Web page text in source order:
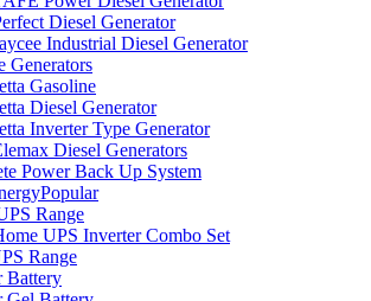
Diesel Generator
Industrial Diesel Generator
Generators
Gasoline
Diesel Generator
Inverter Type Generator
Diesel Generators
Power Back Up System
Popular
Range
UPS Inverter Combo Set
Range
Battery